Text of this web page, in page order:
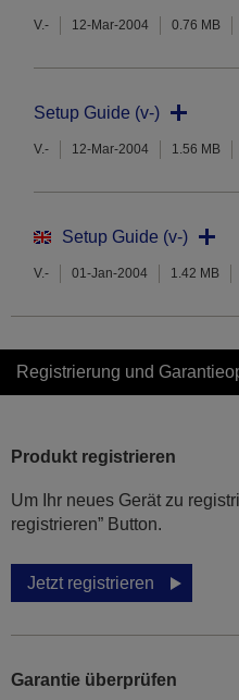
V.- 12-Mar-2004 0.76 MB
Setup Guide (v-)
V.- 12-Mar-2004 1.56 MB
Setup Guide (v-)
V.- 01-Jan-2004 1.42 MB
Registrierung und
Produkt registrieren
Um Ihr neues Gerät zu
registrieren” Button.
Jetzt registrieren
Garantie überprüfen